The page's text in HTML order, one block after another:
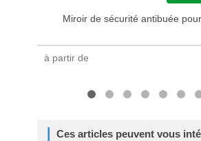
Miroir de sécurité antibuée
à partir de
Ces articles peuvent vous